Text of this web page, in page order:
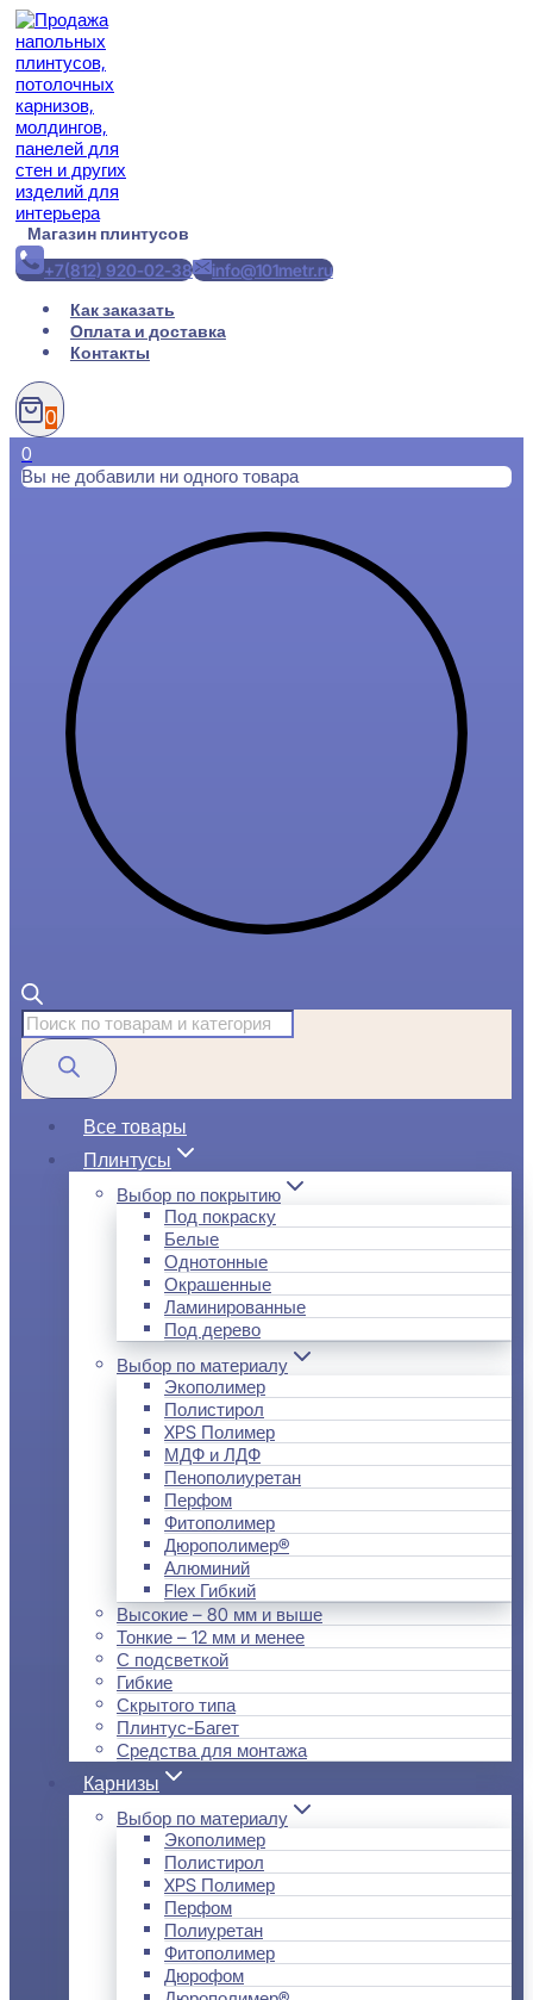
Перейти
содержимому
Магазин плинтусов
+7(812) 920-02-38
info@101metr.ru
Как заказать
Оплата и доставка
Контакты
0
0
Вы не добавили ни одного товара
Поиск
товаров
Все товары
Плинтусы
Выбор по покрытию
Под покраску
Белые
Однотонные
Окрашенные
Ламинированные
Под дерево
Выбор по материалу
Экополимер
Полистирол
XPS Полимер
МДФ и ЛДФ
Пенополиуретан
Перфом
Фитополимер
Дюрополимер®
Алюминий
Flex Гибкий
Высокие – 80 мм и выше
Тонкие – 12 мм и менее
С подсветкой
Гибкие
Скрытого типа
Плинтус-Багет
Средства для монтажа
Карнизы
Выбор по материалу
Экополимер
Полистирол
XPS Полимер
Перфом
Полиуретан
Фитополимер
Дюрофом